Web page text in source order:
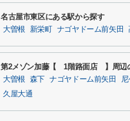
名古屋市東区にある駅から探す
大曽根 新栄町 ナゴヤドーム前矢田
第2メゾン加藤【 1階路面店 】周辺
大曽根 森下 ナゴヤドーム前矢田
久屋大通